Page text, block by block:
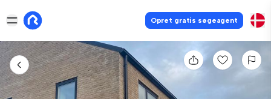
Opret gratis søgeagent